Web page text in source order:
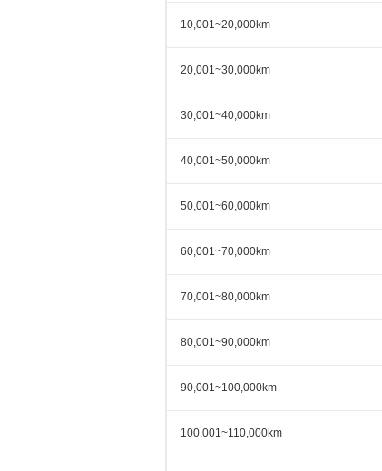
10,001~20,000km
20,001~30,000km
30,001~40,000km
40,001~50,000km
50,001~60,000km
60,001~70,000km
70,001~80,000km
80,001~90,000km
90,001~100,000km
100,001~110,000km